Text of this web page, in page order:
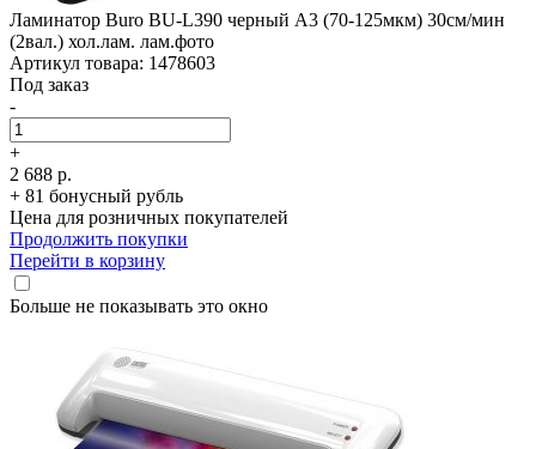
Ламинатор Buro BU-L390 черный A3 (70-125мкм) 30см/­мин
(2вал.) хол.лам. лам.фото
Артикул товара: 1478603
Под заказ
-
+
2 688 р.
+ 81 бонусный рубль
Цена для розничных покупателей
Продолжить покупки
Перейти в корзину
Больше не показывать это окно